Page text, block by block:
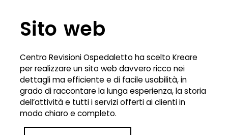
Sito web
Centro Revisioni Ospedaletto ha scelto Kreare
per realizzare un sito web davvero ricco nei
dettagli ma efficiente e di facile usabilità, in
grado di raccontare la lunga esperienza, la storia
dell’attività e tutti i servizi offerti ai clienti in
modo chiaro e completo.